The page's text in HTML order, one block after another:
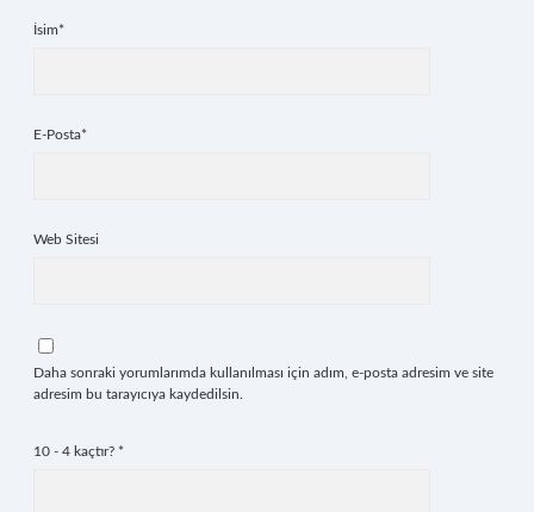
İsim*
E-Posta*
Web Sitesi
Daha sonraki yorumlarımda kullanılması için adım, e-posta adresim ve site
adresim bu tarayıcıya kaydedilsin.
10 - 4 kaçtır? *